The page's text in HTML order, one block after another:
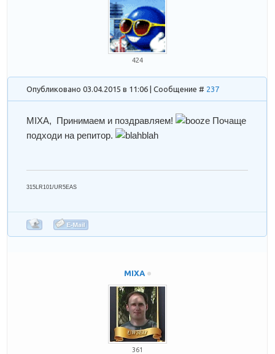
424
Опубликовано 03.04.2015 в 11:06 | Сообщение # 237
MIXA, Принимаем и поздравляем!
Почаще
подходи на репитор.
315LR101/UR5EAS
MIXA
361